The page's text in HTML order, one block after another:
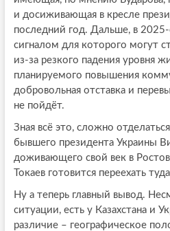
и досиживающая в кресле
последний год. Дальше, в
сигналом для которого могут
из-за резкого падения уровня
планируемого повышения
добровольная отставка и
не пойдёт.
Зная всё это, сложно
бывшего президента Украины
доживающего свой век в
Токаев готовится переехать
Ну а теперь главный вывод.
ситуации, есть у Казахстана и
различие – географическое